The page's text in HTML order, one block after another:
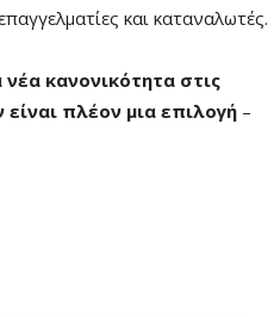
και καταναλωτές.
κανονικότητα στις
είναι πλέον μια επιλογή –